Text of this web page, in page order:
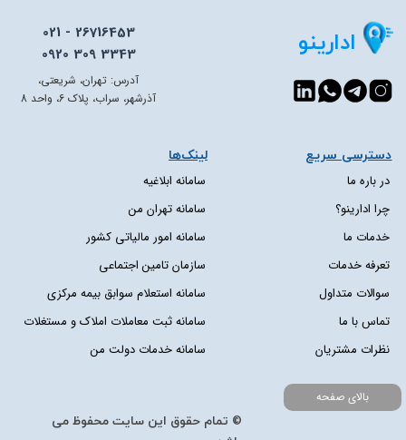
ادارینو
021 - 26716453
0920 309 3343
در باره ما
چرا ادارینو؟
خدمات ما
تعرفه خدمات
سوالات متداول
تماس با ما
نظرات مشتریان
دسترسی سریع​​​​​​​ لینک‌ها
سامانه ابلاغیه
سامانه تهران من
سامانه امور مالیاتی کشور
سازمان تامین اجتماعی
سامانه استعلام سوابق بیمه مرکزی
سامانه ثبت معاملات املاک و مستغلات
سامانه خدمات دولت من
© تمام حقوق این سایت محفوظ می
بالای صفحه
آدرس: تهران، شریعتی،
آذرشهر، سراب، پلاک 6، واحد 8